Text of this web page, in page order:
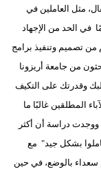
مثل العاملين في
في الحد من الإجهاد
تصميم وتنفيذ برامج
من جامعة أريزونا
وقدرتك على التكيف
المطلقين غالبًا ما
دراسة أن أكثر
بشكل جيد" مع
فقط قالوا إنهم سعداء بالوضع، في حين